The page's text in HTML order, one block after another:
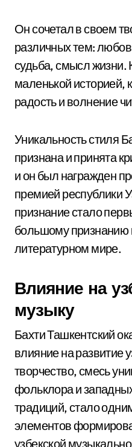
Он сочетал в своем
различных тем:
судьба, смысл жизни.
маленькой историей,
радость и волнение
Уникальность стиля
признана и принята
и он был награжден
премией республики
признание стало
большому признанию
литературном мире.
Влияние на
музыку
Бахти Ташкентский
влияние на развитие
творчество, смесь
фольклора и
традиций, стало
элементов
узбекской